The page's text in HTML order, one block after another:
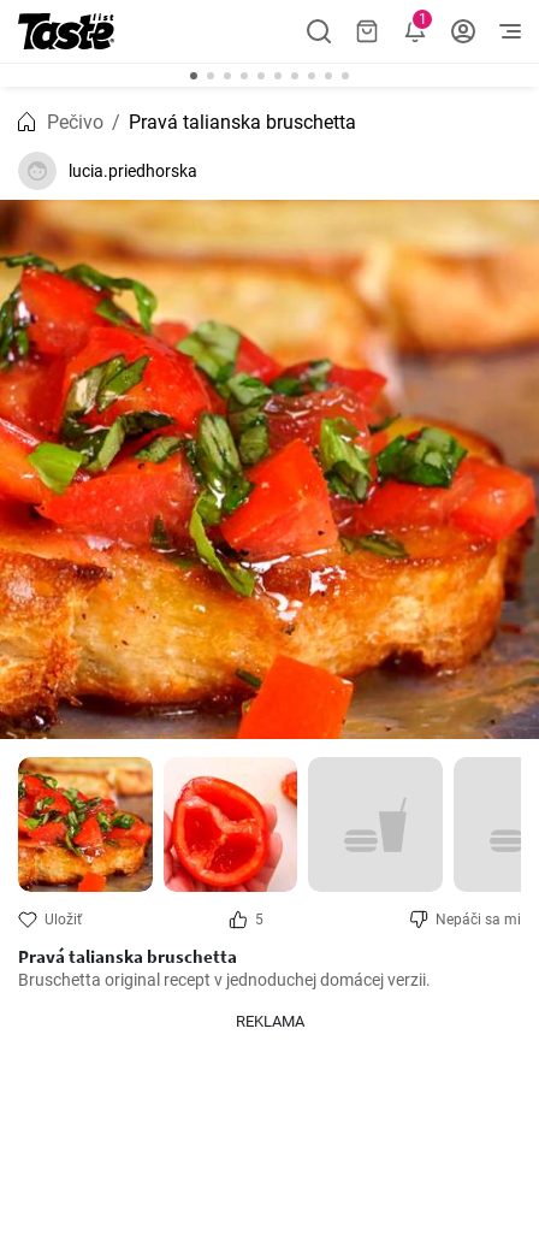
1
Pečivo Pravá talianska bruschetta
lucia.priedhorska
Uložiť 5 Nepáči sa mi
Pravá talianska bruschetta
Bruschetta original recept v jednoduchej domácej verzii.
REKLAMA